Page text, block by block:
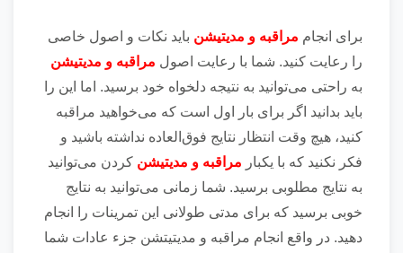
برای انجام مراقبه و مدیتیشن باید نکات و اصول خاصی
را رعایت کنید. شما با رعایت اصول مراقبه و مدیتیشن
به راحتی می‌توانید به نتیجه دلخواه خود برسید. اما این را
باید بدانید اگر برای بار اول است که می‌خواهید مراقبه
کنید، هیچ وقت انتظار نتایج فوق‌العاده نداشته باشید و
فکر نکنید که با یکبار مراقبه و مدیتیشن کردن می‌توانید
به نتایج مطلوبی برسید. شما زمانی می‌توانید به نتایج
خوبی برسید که برای مدتی طولانی این تمرینات را انجام
دهید. در واقع انجام مراقبه و مدیتیتشن جزء عادات شما